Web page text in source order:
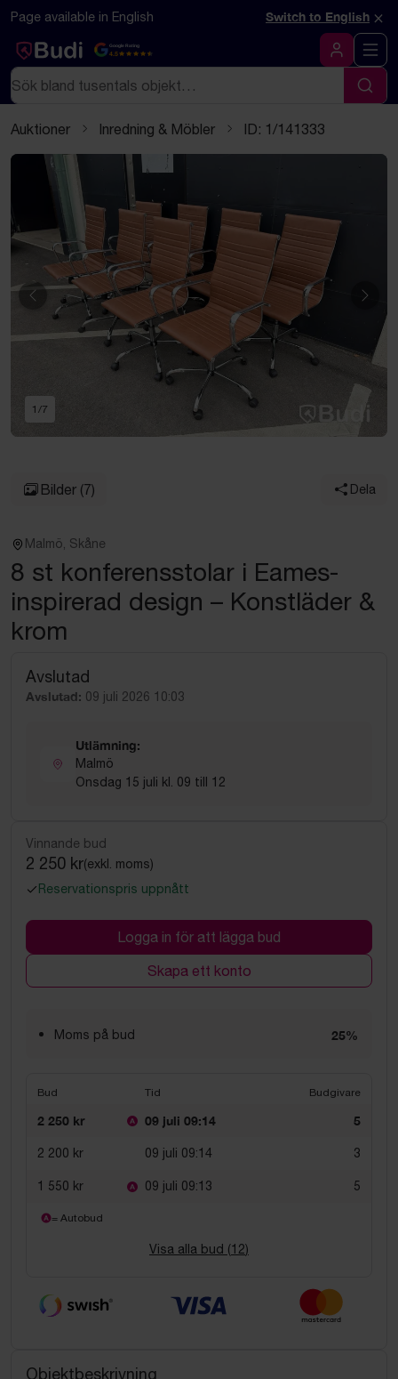
Hoppa till innehåll
Textbaserad (markdown) version av denna sida
Page available in English Switch to English ×
Google Rating
4.5
Logga in
Sök
Sök
Auktioner Inredning & Möbler ID: 1/141333
Föregående
1 /7
Bilder (7) Dela
Malmö, Skåne
8 st konferensstolar i Eames-
inspirerad design – Konstläder &
krom
Avslutad
Avslutad: 09 juli 2026 10:03
Utlämning:
Malmö
Onsdag 15 juli kl. 09 till 12
Vinnande bud
2 250 kr(exkl. moms)
Reservationspris uppnått
Logga in för att lägga bud
Skapa ett konto
Moms på bud 25%
Bud Tid Budgivare
2 250 kr 09 juli 09:14 5
2 200 kr 09 juli 09:14 3
1 550 kr 09 juli 09:13 5
= Autobud
Visa alla bud (12)
Objektbeskrivning